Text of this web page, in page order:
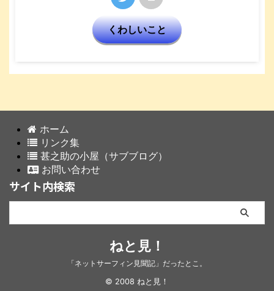
くわしいこと
ホーム
リンク集
甚之助の小屋（サブブログ）
お問い合わせ
サイト内検索
ねと見！
「ネットサーフィン見聞記」だったとこ。
© 2008 ねと見！